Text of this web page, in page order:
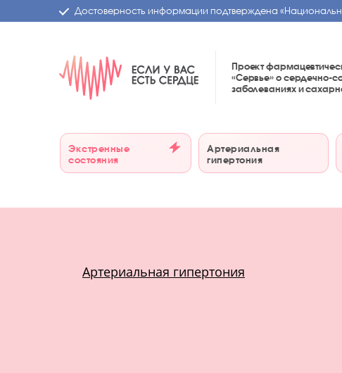
Достоверность информации подтверждена
Проект
«Сервье»о сердечно-
заболеваниях и
Экстренные
состояния
Артериальная
гипертония
Артериальная гипертония